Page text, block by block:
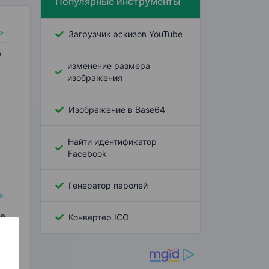
Загрузчик эскизов YouTube
изменение размера
изображения
Изображение в Base64
Найти идентификатор
Facebook
Генератор паролей
Конвертер ICO